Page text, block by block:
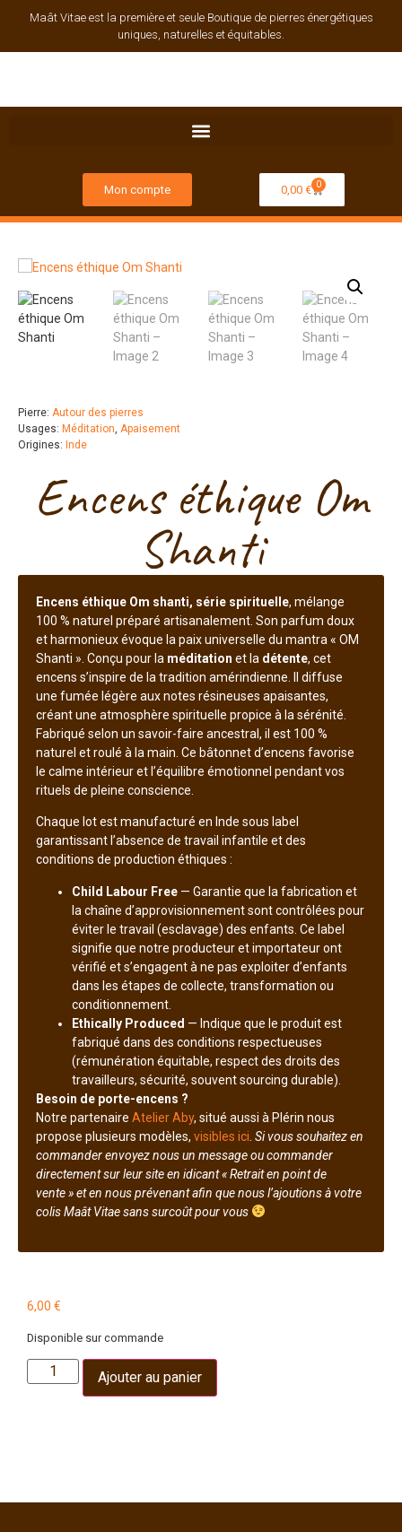
Maât Vitae est la première et seule Boutique de pierres énergétiques
uniques, naturelles et équitables.
Mon compte 0,00 € 0
Pierre: Autour des pierres
Usages: Méditation, Apaisement
Origines: Inde
Encens éthique Om
Shanti
Encens éthique Om shanti, série spirituelle, mélange
100 % naturel préparé artisanalement. Son parfum doux
et harmonieux évoque la paix universelle du mantra « OM
Shanti ». Conçu pour la méditation et la détente, cet
encens s’inspire de la tradition amérindienne. Il diffuse
une fumée légère aux notes résineuses apaisantes,
créant une atmosphère spirituelle propice à la sérénité.
Fabriqué selon un savoir-faire ancestral, il est 100 %
naturel et roulé à la main. Ce bâtonnet d’encens favorise
le calme intérieur et l’équilibre émotionnel pendant vos
rituels de pleine conscience.
Chaque lot est manufacturé en Inde sous label
garantissant l’absence de travail infantile et des
conditions de production éthiques :
Child Labour Free — Garantie que la fabrication et
la chaîne d’approvisionnement sont contrôlées pour
éviter le travail (esclavage) des enfants. Ce label
signifie que notre producteur et importateur ont
vérifié et s’engagent à ne pas exploiter d’enfants
dans les étapes de collecte, transformation ou
conditionnement.
Ethically Produced — Indique que le produit est
fabriqué dans des conditions respectueuses
(rémunération équitable, respect des droits des
travailleurs, sécurité, souvent sourcing durable).
Besoin de porte-encens ?
Notre partenaire Atelier Aby, situé aussi à Plérin nous
propose plusieurs modèles, visibles ici Si vous souhaitez en
commander envoyez nous un message ou commander
directement sur leur site en idicant « Retrait en point de
vente » et en nous prévenant afin que nous l’ajoutions à votre
colis Maât Vitae sans surcoût pour vous
6,00 €
Disponible sur commande
Ajouter au panier